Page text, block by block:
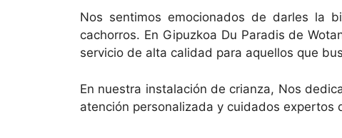
Nos sentimos emocionados de darles la
cachorros. En Gipuzkoa Du Paradis de
servicio de alta calidad para aquellos que
En nuestra instalación de crianza, Nos
atención personalizada y cuidados expertos